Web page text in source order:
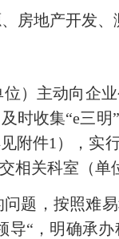
房地产开发、
）主动向企
时收集“e三明
附件1 ），实
相关科室（单
题，按照难
导“，明确承